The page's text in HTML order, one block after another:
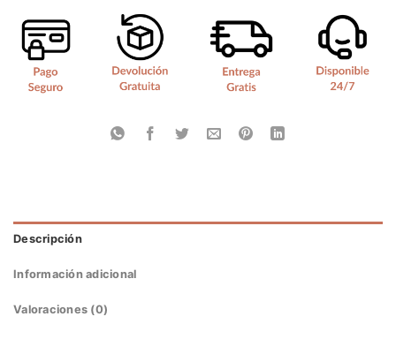
Descripción
Información adicional
Valoraciones (0)